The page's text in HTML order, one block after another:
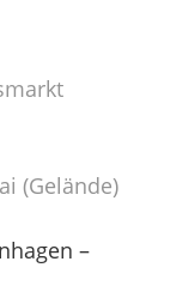
(Gelände)
–